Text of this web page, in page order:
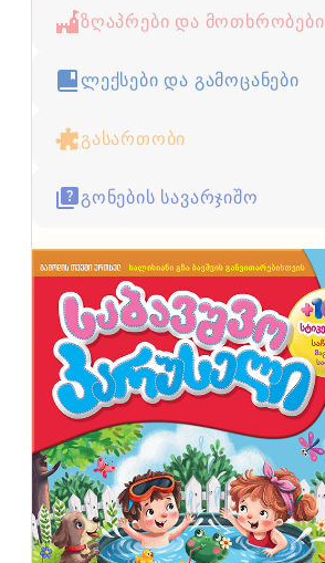
ზღაპრები და მოთხრობები
ლექსები და გამოცანები
გასართობი
გონების სავარჯიშო